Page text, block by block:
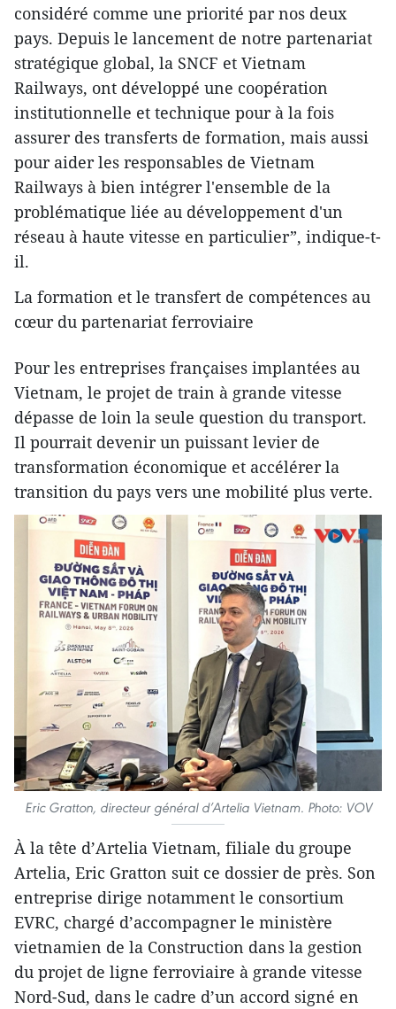
considéré comme une priorité par nos deux
pays. Depuis le lancement de notre partenariat
stratégique global, la SNCF et Vietnam
Railways, ont développé une coopération
institutionnelle et technique pour à la fois
assurer des transferts de formation, mais aussi
pour aider les responsables de Vietnam
Railways à bien intégrer l'ensemble de la
problématique liée au développement d'un
réseau à haute vitesse en particulier”, indique-t-
il.
La formation et le transfert de compétences au
cœur du partenariat ferroviaire
Pour les entreprises françaises implantées au
Vietnam, le projet de train à grande vitesse
dépasse de loin la seule question du transport.
Il pourrait devenir un puissant levier de
transformation économique et accélérer la
transition du pays vers une mobilité plus verte.
Eric Gratton, directeur général d’Artelia Vietnam. Photo: VOV
À la tête d’Artelia Vietnam, filiale du groupe
Artelia, Eric Gratton suit ce dossier de près. Son
entreprise dirige notamment le consortium
EVRC, chargé d’accompagner le ministère
vietnamien de la Construction dans la gestion
du projet de ligne ferroviaire à grande vitesse
Nord-Sud, dans le cadre d’un accord signé en